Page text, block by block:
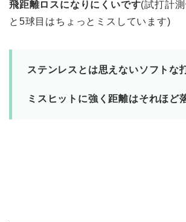
飛距離ロスになりにくいです(試打計
と5球目はちょっとミスしています)
ステンレスとは思えないソフトな
ミスヒットに強く距離はそれほど